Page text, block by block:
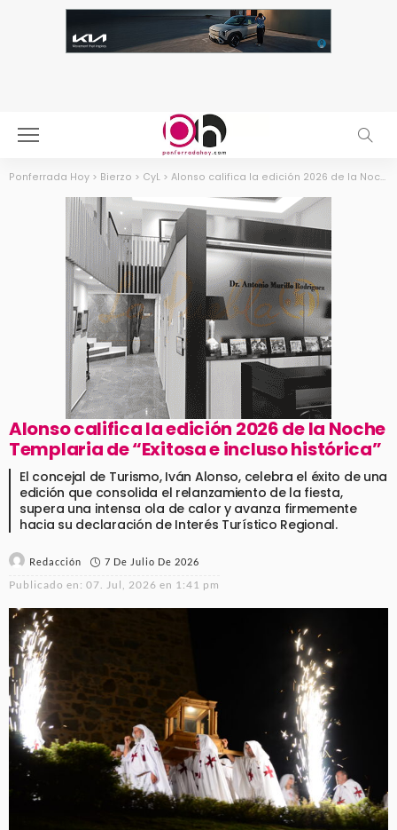
Ponferrada Hoy > Bierzo > CyL > Alonso califica la edición 2026 de la Noche Templaria de “Exitosa e incluso histórica”
Alonso califica la edición 2026 de la Noche
Templaria de “Exitosa e incluso histórica”
El concejal de Turismo, Iván Alonso, celebra el éxito de una
edición que consolida el relanzamiento de la fiesta,
supera una intensa ola de calor y avanza firmemente
hacia su declaración de Interés Turístico Regional.
Redacción 7 De Julio De 2026
Publicado en: 07. Jul, 2026 en 1:41 pm